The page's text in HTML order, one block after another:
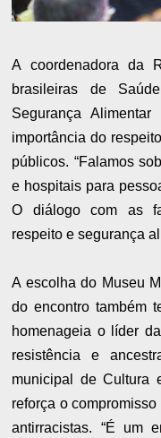
A coordenadora da
brasileiras de
Segurança
importância do
públicos. “Falamos
e hospitais para
O diálogo com as
respeito e segurança
A escolha do Museu
do encontro também
homenageia o líder
resistência e
municipal de Cultura
reforça o
antirracistas. “É um